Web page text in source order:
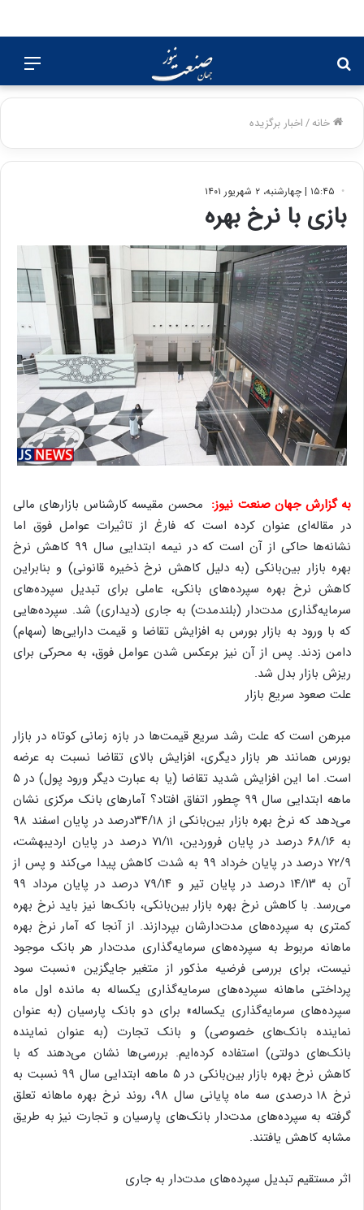
برای
خانه/اخبار برگزیده
۱۵:۴۵ | چهارشنبه، ۲ شهریور ۱۴۰۱
بازی با نرخ بهره
به گزارش جهان صنعت نیوز: محسن مقیسه کارشناس بازارهای مالی
در مقاله‌ای عنوان کرده است که فارغ از تاثیرات عوامل فوق اما
نشانه‌ها حاکی از آن است که در نیمه ابتدایی سال ۹۹ کاهش نرخ
بهره بازار بین‌بانکی (به دلیل کاهش نرخ ذخیره قانونی) و بنابراین
کاهش نرخ بهره سپرده‌های بانکی، عاملی برای تبدیل سپرده‌های
سرمایه‌گذاری مدت‌دار (بلندمدت) به جاری (دیداری) شد. سپرده‌هایی
که با ورود به بازار بورس به افزایش تقاضا و قیمت‌ دارایی‌ها (سهام)
دامن زدند. پس از آن نیز برعکس شدن عوامل فوق، به محرکی برای
ریزش بازار بدل شد.
علت صعود سریع بازار
مبرهن است که علت رشد سریع قیمت‌ها در بازه زمانی کوتاه در بازار
بورس همانند هر بازار دیگری، افزایش بالای تقاضا نسبت به عرضه
است. اما این افزایش شدید تقاضا (یا به عبارت دیگر ورود پول) در ۵
ماهه ابتدایی سال ۹۹ چطور اتفاق افتاد؟ آمارهای بانک مرکزی نشان
می‌دهد که نرخ بهره بازار بین‌بانکی از ۳۴/۱۸درصد در پایان اسفند ۹۸
به ۶۸/۱۶ درصد در پایان فروردین، ۷۱/۱۱ درصد در پایان اردیبهشت،
۷۲/۹ درصد در پایان خرداد ۹۹ به شدت کاهش پیدا می‌کند و پس از
آن به ۱۴/۱۳ درصد در پایان تیر و ۷۹/۱۴ درصد در پایان مرداد ۹۹
می‌رسد. با کاهش نرخ بهره بازار بین‌بانکی، بانک‌ها نیز باید نرخ بهره
کمتری به سپرده‌های مدت‌دارشان بپردازند. از آنجا که آمار نرخ بهره
ماهانه مربوط به سپرده‌های سرمایه‌گذاری مدت‌دار هر بانک موجود
نیست، برای بررسی فرضیه مذکور از متغیر جایگزین «نسبت سود
پرداختی ماهانه سپرده‌های سرمایه‌گذاری یکساله به مانده اول ماه
سپرده‌های سرمایه‌گذاری یکساله» برای دو بانک پارسیان (به عنوان
نماینده بانک‌های خصوصی) و بانک تجارت (به عنوان نماینده
بانک‌های دولتی) استفاده کرده‌ایم. بررسی‌ها نشان می‌دهند که با
کاهش نرخ بهره بازار بین‌‌بانکی در ۵ ماهه ابتدایی سال ۹۹ نسبت به
نرخ ۱۸ درصدی سه ماه پایانی سال ۹۸، روند نرخ بهره ماهانه تعلق
گرفته به سپرده‌های مدت‌دار بانک‌های پارسیان و تجارت نیز به طریق
مشابه کاهش یافتند.
اثر مستقیم تبدیل سپرده‌های مدت‌دار به جاری